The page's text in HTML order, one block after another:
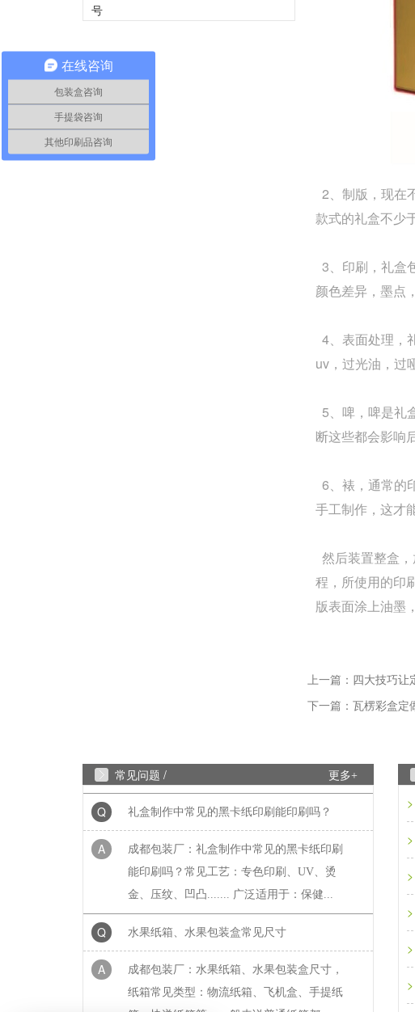
号
2、制版，现在
款式的礼盒不少
3、印刷，礼盒
颜色差异，墨点
4、表面处理，
uv，过光油，过
5、啤，啤是礼
断这些都会影响
6、裱，通常的
手工制作，这才
然后装置整盒
程，所使用的印
版表面涂上油墨
上一篇： 四大技巧让
下一篇： 瓦楞彩盒定
常见问题 / 更多+
承重与成本平衡技巧。纸质包装盒定制的厚
成都包装厂：纸质包装盒定制常见破损问
提前规避技巧，纸质包装盒定制最常见的破
成都包装厂：包装盒印刷工艺怎么选？烫
成都包装盒定制厂家：包装盒印刷工艺怎么
选？烫金、UV、击凸效果对比，不少商家在
成都包装厂：印刷中单色黑和四色黑和区
成都包装厂：印刷中单色黑和四色黑和区别
Q 礼盒制作中常见的黑卡纸印刷能印刷吗？
A
成都包装厂：礼盒制作中常见的黑卡纸印刷
能印刷吗？常见工艺：专色印刷、UV、烫
金、压纹、凹凸....... 广泛适用于：保健...
Q 水果纸箱、水果包装盒常见尺寸
A
成都包装厂：水果纸箱、水果包装盒尺寸，
纸箱常见类型：物流纸箱、飞机盒、手提纸
箱、快递纸箱等，一般来说普通纸箱都...
>
>
>
>
>
>
在线咨询
包装盒咨询
手提袋咨询
其他印刷品咨询